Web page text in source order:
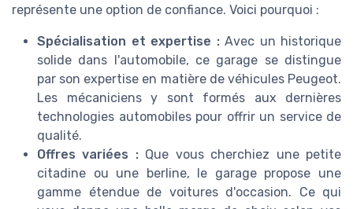
représente une option de confiance. Voici pourquoi :
Spécialisation et expertise :Avec un historique
solide dans l'automobile, ce garage se distingue
par son expertise en matière de véhicules Peugeot.
Les mécaniciens y sont formés aux dernières
technologies automobiles pour offrir un service de
qualité.
Offres variées :Que vous cherchiez une petite
citadine ou une berline, le garage propose une
gamme étendue de voitures d'occasion. Ce qui